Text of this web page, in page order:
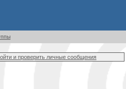
и проверить личные сообщения